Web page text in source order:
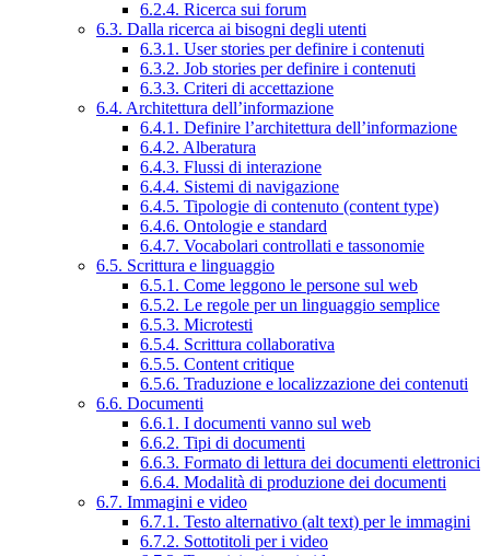
6.2.4. Ricerca sui forum
6.3. Dalla ricerca ai bisogni degli utenti
6.3.1. User stories per definire i contenuti
6.3.2. Job stories per definire i contenuti
6.3.3. Criteri di accettazione
6.4. Architettura dell’informazione
6.4.1. Definire l’architettura dell’informazione
6.4.2. Alberatura
6.4.3. Flussi di interazione
6.4.4. Sistemi di navigazione
6.4.5. Tipologie di contenuto (content type)
6.4.6. Ontologie e standard
6.4.7. Vocabolari controllati e tassonomie
6.5. Scrittura e linguaggio
6.5.1. Come leggono le persone sul web
6.5.2. Le regole per un linguaggio semplice
6.5.3. Microtesti
6.5.4. Scrittura collaborativa
6.5.5. Content critique
6.5.6. Traduzione e localizzazione dei contenuti
6.6. Documenti
6.6.1. I documenti vanno sul web
6.6.2. Tipi di documenti
6.6.3. Formato di lettura dei documenti elettronici
6.6.4. Modalità di produzione dei documenti
6.7. Immagini e video
6.7.1. Testo alternativo (alt text) per le immagini
6.7.2. Sottotitoli per i video